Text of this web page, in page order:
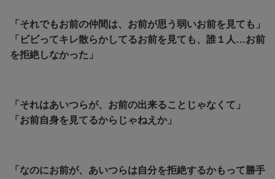
「それでもお前の仲間は、お前が思う弱いお前を見ても」
「ビビってキレ散らかしてるお前を見ても、誰１人…お前
を拒絶しなかった」
「それはあいつらが、お前の出来ることじゃなくて」
「お前自身を見てるからじゃねえか」
「なのにお前が、あいつらは自分を拒絶するかもって勝手